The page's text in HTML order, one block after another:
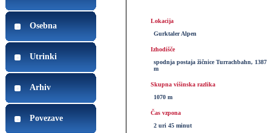
Osebna
Utrinki
Arhiv
Povezave
Lokacija
Gurktaler Alpen
Izhodišče
spodnja postaja žičnice Turrachbahn, 1387
m
Skupna višinska razlika
1070 m
Čas vzpona
2 uri 45 minut